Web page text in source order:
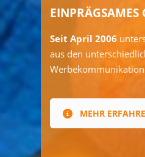
EINPRÄGSAMES
Seit April 2006
aus den
MEHR